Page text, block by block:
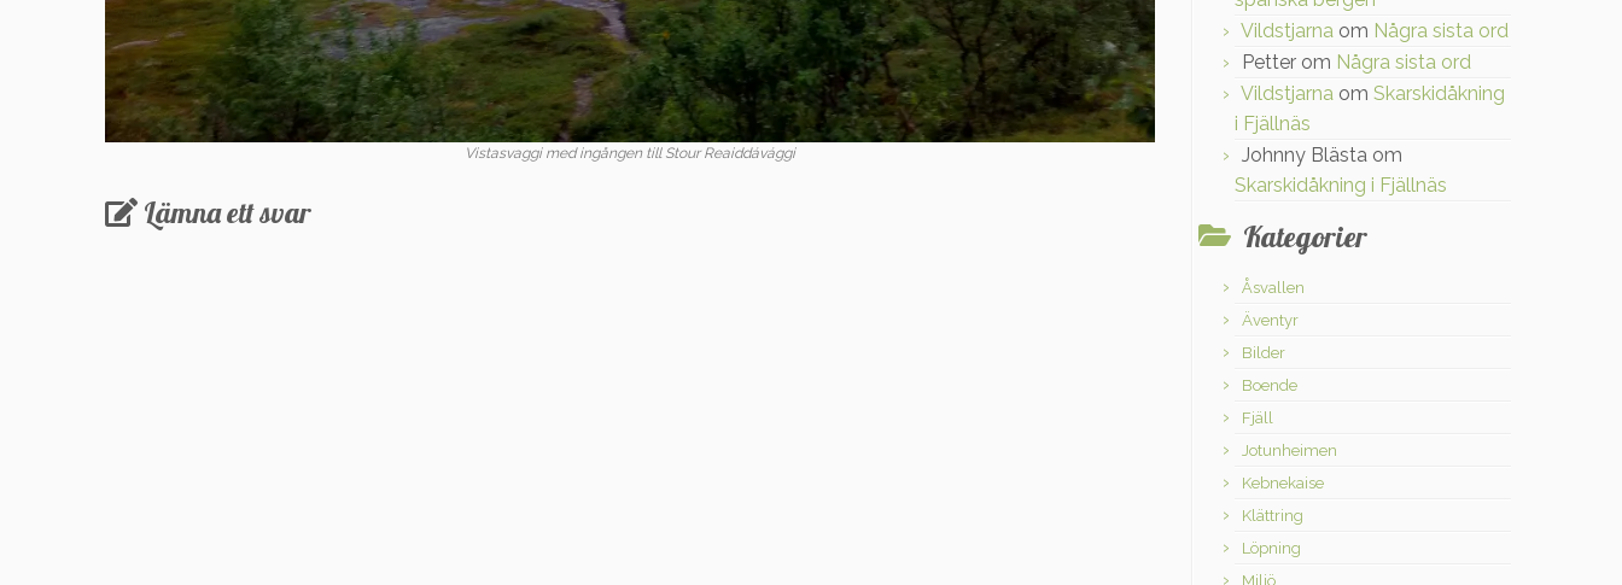
Vistasvaggi med ingången till Stour Reaiddávággi
Lämna ett svar
Vildstjarna om Några sista ord
Petter om Några sista ord
Vildstjarna om Skarskidåkning
i Fjällnäs
Johnny Blästa om
Skarskidåkning i Fjällnäs
Kategorier
Åsvallen
Äventyr
Bilder
Boende
Fjäll
Jotunheimen
Kebnekaise
Klättring
Löpning
Miljö